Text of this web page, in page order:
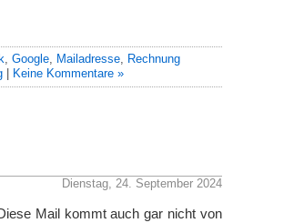
, Google, Mailadresse, Rechnung
Keine Kommentare »
Dienstag, 24. September 2024
Mail kommt auch gar nicht von